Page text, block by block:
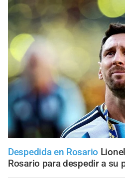
Despedida en Rosario
Rosario para despedir a su